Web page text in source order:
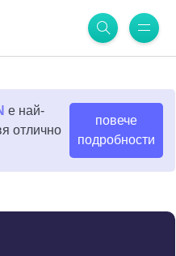
е най-
отлично
повече
подробности